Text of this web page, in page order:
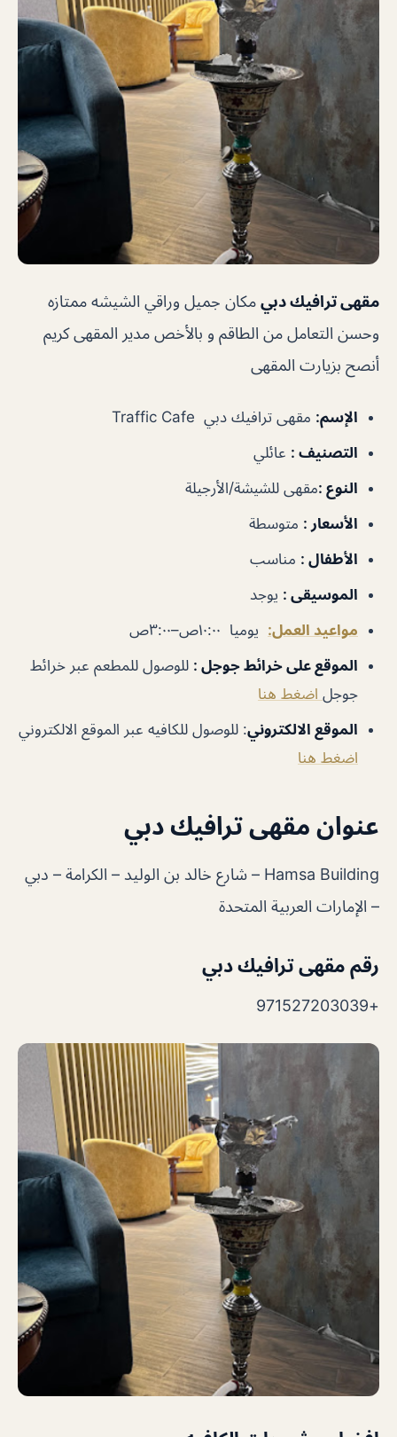
مقهى ترافيك دبي مكان جميل وراقي الشيشه ممتازه
وحسن التعامل من الطاقم و بالأخص مدير المقهى كريم
أنصح بزيارت المقهى
الإسم: مقهى ترافيك دبي Traffic Cafe
التصنيف : عائلي
النوع :مقهى للشيشة/الأرجيلة
الأسعار : متوسطة
الأطفال : مناسب
الموسيقى : يوجد
مواعيد العمل: يوميا ١٠:٠٠ص–٣:٠٠ص
الموقع على خرائط جوجل : للوصول للمطعم عبر خرائط
جوجل اضغط هنا
الموقع الالكتروني: للوصول للكافيه عبر الموقع الالكتروني
اضغط هنا
عنوان مقهى ترافيك دبي
Hamsa Building – شارع خالد بن الوليد – الكرامة – دبي
– الإمارات العربية المتحدة
رقم مقهى ترافيك دبي
+971527203039